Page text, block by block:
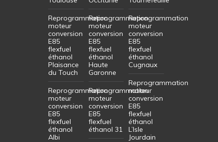
Reprogrammation
moteur
conversion
E85
flexfuel
éthanol
Plaisance
du Touch
Reprogrammation
moteur
conversion
E85
flexfuel
éthanol
Albi
Reprogrammation
moteur
conversion
E85
flexfuel
éthanol
Haute
Garonne
Reprogrammation
moteur
conversion
E85
flexfuel
éthanol 31
Reprogrammation
moteur
conversion
E85
flexfuel
éthanol
Cugnaux
Reprogrammation
moteur
conversion
E85
flexfuel
éthanol
L’Isle
Jourdain